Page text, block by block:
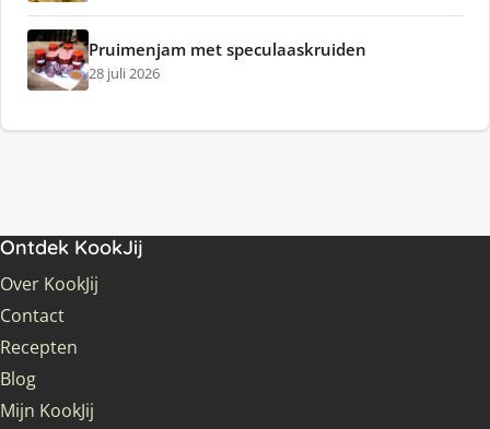
Pruimenjam met speculaaskruiden
28 juli 2026
Ontdek KookJij
Over KookJij
Contact
Recepten
Blog
Mijn KookJij